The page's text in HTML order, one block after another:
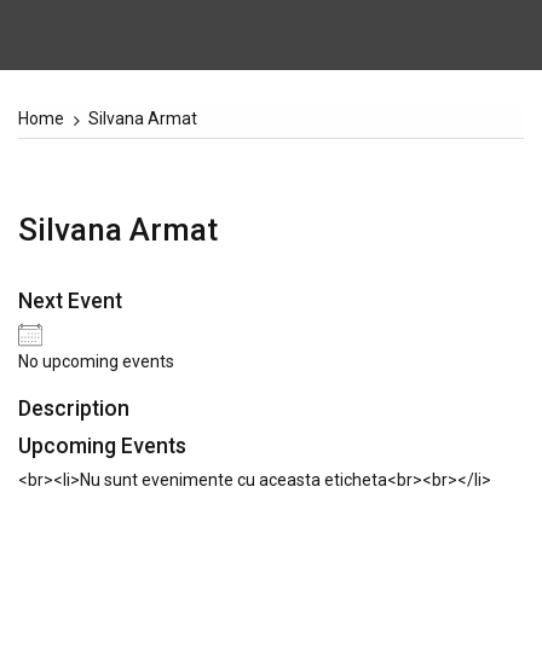
Home Silvana Armat
Silvana Armat
Next Event
No upcoming events
Description
Upcoming Events
<br><li>Nu sunt evenimente cu aceasta eticheta<br><br></li>